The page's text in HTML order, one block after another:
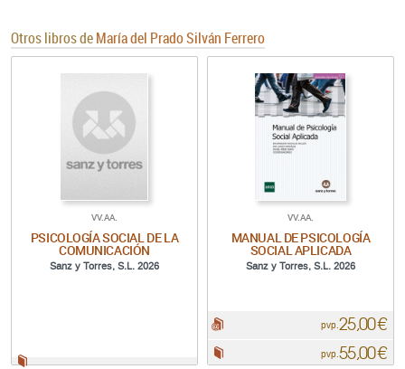
Otros libros deMaría del Prado Silván Ferrero
VV.AA.
PSICOLOGÍA SOCIAL DE LA
COMUNICACIÓN
Sanz y Torres, S.L. 2026
VV.AA.
MANUAL DE PSICOLOGÍA
SOCIAL APLICADA
Sanz y Torres, S.L. 2026
pvp. 25,00 €
pvp.55,00 €